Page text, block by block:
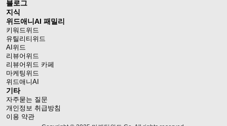
블로그
지식
위드애니AI 패밀리
키워드위드
유틸리티위드
AI위드
리뷰어위드
리뷰어위드 카페
마케팅위드
위드애니AI
기타
자주묻는 질문
개인정보 취급방침
이용 약관